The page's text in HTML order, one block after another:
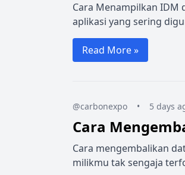
Cara Menampilkan IDM
aplikasi yang sering
Read More »
@carbonexpo • 5 days
Cara
Cara mengembalikan
milikmu tak sengaja